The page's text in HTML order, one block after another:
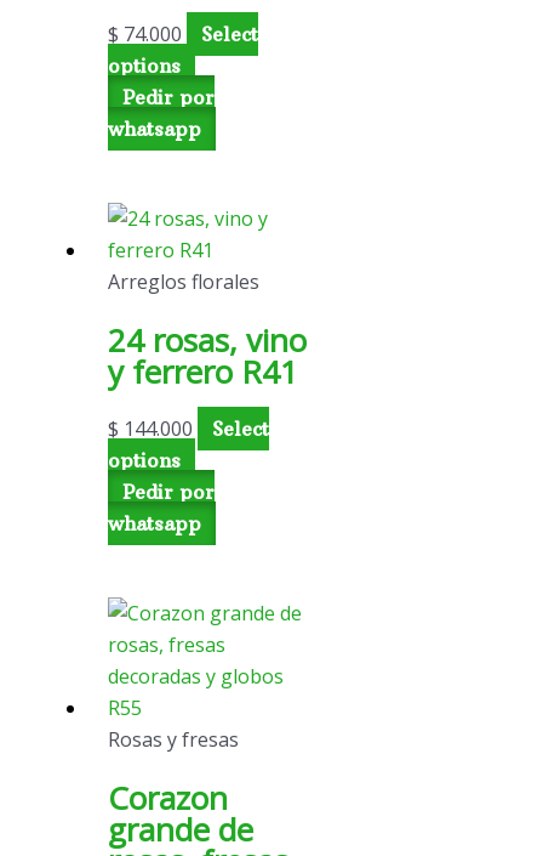
$ 74.000
Select
options
Pedir por
whatsapp
Arreglos florales
24 rosas, vino
y ferrero R41
$ 144.000
Select
options
Pedir por
whatsapp
Rosas y fresas
Corazon
grande de